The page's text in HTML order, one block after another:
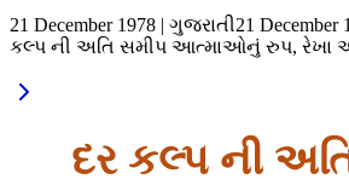
21 December 1978 | ગુજરાતી21 December
કલ્પ ની અતિ સમીપ આત્માઓનું રુપ, રેખા
દર કલ્પ ની